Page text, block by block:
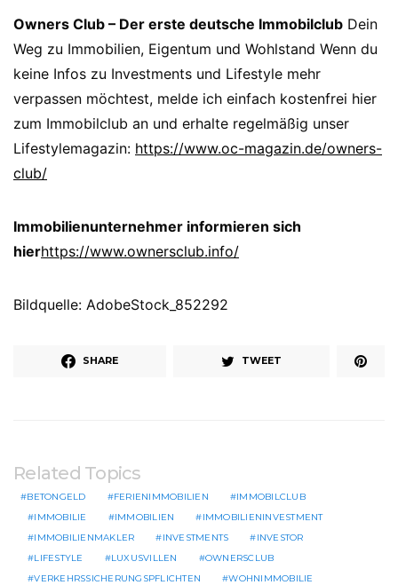
Owners Club – Der erste deutsche Immobilclub Dein
Weg zu Immobilien, Eigentum und Wohlstand Wenn du
keine Infos zu Investments und Lifestyle mehr
verpassen möchtest, melde ich einfach kostenfrei hier
zum Immobilclub an und erhalte regelmäßig unser
Lifestylemagazin: https://www.oc-magazin.de/owners-
club/
Immobilienunternehmer informieren sich
hierhttps://www.ownersclub.info/
Bildquelle: AdobeStock_852292
SHARE TWEET
Related Topics
BETONGELD FERIENIMMOBILIEN
IMMOBILCLUB
IMMOBILIE
IMMOBILIEN
IMMOBILIENINVESTMENT
IMMOBILIENMAKLER
INVESTMENTS
INVESTOR
LIFESTYLE
LUXUSVILLEN
OWNERSCLUB
VERKEHRSSICHERUNGSPFLICHTEN
WOHNIMMOBILIE